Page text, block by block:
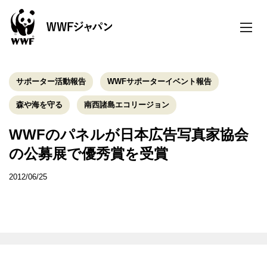
toggle
サポーター活動報告 WWFサポーターイベント報告
森や海を守る 南西諸島エコリージョン
WWFのパネルが日本広告写真家協会
の公募展で優秀賞を受賞
2012/06/25